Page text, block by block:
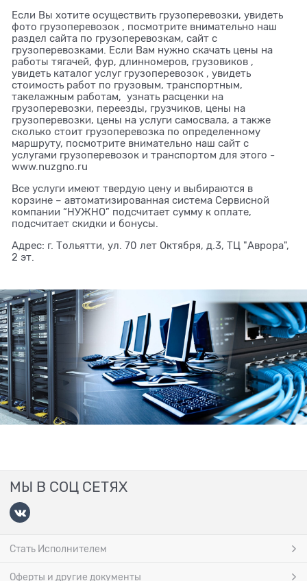
Если Вы хотите осуществить грузоперевозки, увидеть
фото грузоперевозок , посмотрите внимательно наш
раздел сайта по грузоперевозкам, сайт с
грузоперевозками. Если Вам нужно скачать цены на
работы тягачей, фур, длинномеров, грузовиков ,
увидеть каталог услуг грузоперевозок , увидеть
стоимость работ по грузовым, транспортным,
такелажным работам, узнать расценки на
грузоперевозки, переезды, грузчиков, цены на
грузоперевозки, цены на услуги самосвала, а также
сколько стоит грузоперевозка по определенному
маршруту, посмотрите внимательно наш сайт с
услугами грузоперевозок и транспортом для этого -
www.nuzgno.ru
Все услуги имеют твердую цену и выбираются в
корзине – автоматизированная система Сервисной
компании “НУЖНО” подсчитает сумму к оплате,
подсчитает скидки и бонусы.
Адрес: г. Тольятти, ул. 70 лет Октября, д.3, ТЦ "Аврора",
2 эт.
МЫ В СОЦ СЕТЯХ
Стать Исполнителем
Оферты и другие документы